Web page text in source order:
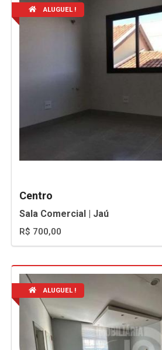
ALUGUEL !
Centro
Sala Comercial | Jaú
R$ 700,00
ALUGUEL !